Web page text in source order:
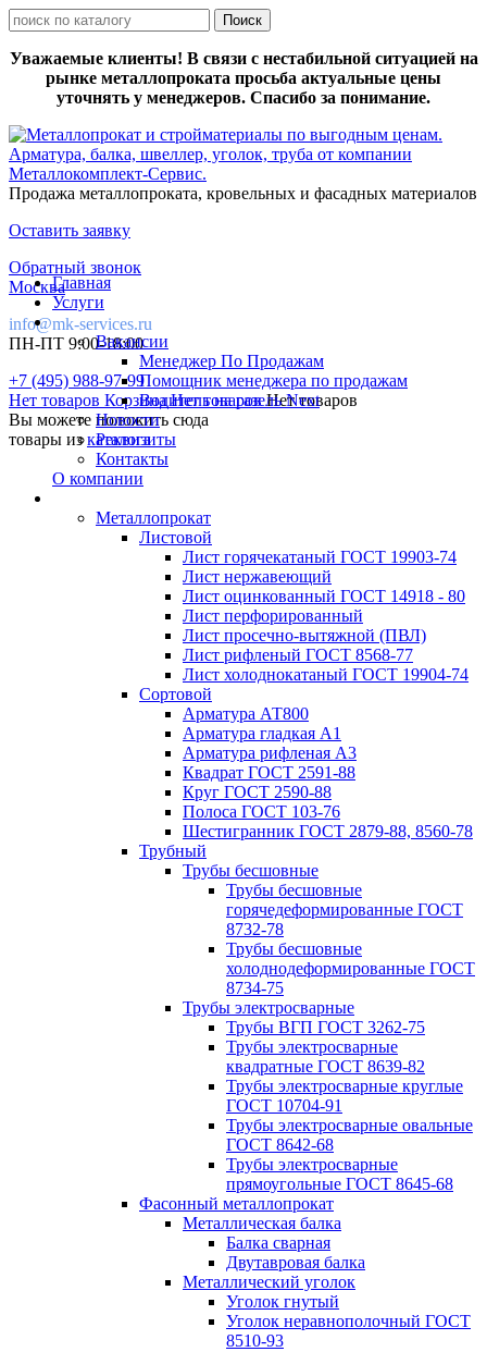
Уважаемые клиенты! В связи с нестабильной ситуацией на
рынке металлопроката просьба актуальные цены
уточнять у менеджеров. Спасибо за понимание.
Продажа металлопроката, кровельных и фасадных материалов
Оставить заявку
Обратный звонок
Москва
info@mk-services.ru
ПН-ПТ 9:00-18:00
+7 (495) 988-97-99
Нет товаров КорзинаНет товаровНет товаров
Вы можете положить сюда
товары изкаталога
Главная
Услуги
Вакансии
Менеджер По Продажам
Помощник менеджера по продажам
Водитель на газель Next
Новости
Реквизиты
Контакты
О компании
Металлопрокат
Листовой
Лист горячекатаный ГОСТ 19903-74
Лист нержавеющий
Лист оцинкованный ГОСТ 14918 - 80
Лист перфорированный
Лист просечно-вытяжной (ПВЛ)
Лист рифленый ГОСТ 8568-77
Лист холоднокатаный ГОСТ 19904-74
Сортовой
Арматура АТ800
Арматура гладкая А1
Арматура рифленая А3
Квадрат ГОСТ 2591-88
Круг ГОСТ 2590-88
Полоса ГОСТ 103-76
Шестигранник ГОСТ 2879-88, 8560-78
Трубный
Трубы бесшовные
Трубы бесшовные
горячедеформированные ГОСТ
8732-78
Трубы бесшовные
холоднодеформированные ГОСТ
8734-75
Трубы электросварные
Трубы ВГП ГОСТ 3262-75
Трубы электросварные
квадратные ГОСТ 8639-82
Трубы электросварные круглые
ГОСТ 10704-91
Трубы электросварные овальные
ГОСТ 8642-68
Трубы электросварные
прямоугольные ГОСТ 8645-68
Фасонный металлопрокат
Металлическая балка
Балка сварная
Двутавровая балка
Металлический уголок
Уголок гнутый
Уголок неравнополочный ГОСТ
8510-93